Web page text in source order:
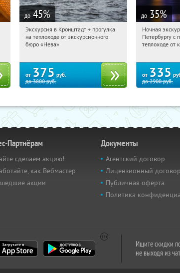
до 45%
14:28:01
Купи первым!
Гостиный двор
Экскурсия в Кронштадт + прогулка
на теплоходе от экскурсионного
бюро «Нева»
от 375 руб.
до3800руб.
до 35%
14:28:01
Гостиный
Ночная
Петербургу с
теплоходе от
от 335
до2900руб.
Партнёрам
сделаем акцию!
как Вебмастер
акции
Документы
Агентский договор
Лицензионный договор
Публичная оферта
Политика
Ищите скидки
не выходя из